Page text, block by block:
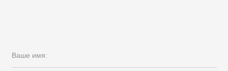
Ваше имя: